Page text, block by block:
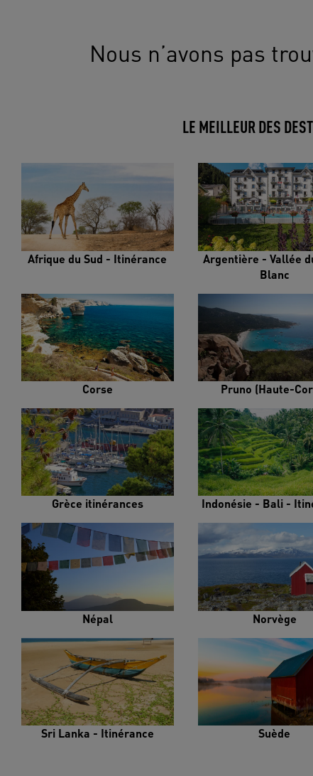
Nous n’avons pas
LE MEILLEUR DES
Afrique du Sud - Itinérance
Argentière - Vallée
Blanc
Corse Pruno (Haute-
Grèce itinérances Indonésie - Bali -
Népal Norvège
Sri Lanka - Itinérance Suède